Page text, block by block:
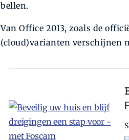
bellen.
Van Office 2013, zoals de
(cloud)varianten verschijnen